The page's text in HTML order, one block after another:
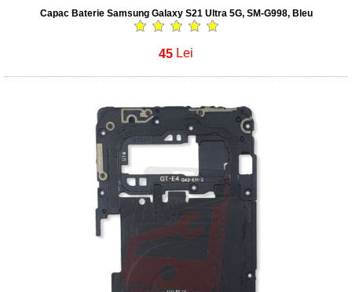
Capac Baterie Samsung Galaxy S21 Ultra 5G, SM-G998, Bleu
45 Lei